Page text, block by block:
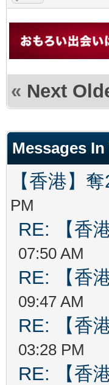
« Next
Messages
【香港】
PM
RE: 【香
07:50 AM
RE: 【香
09:47 AM
RE: 【香
03:28 PM
RE: 【香